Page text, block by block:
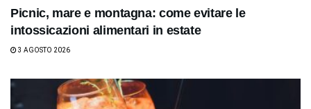
Picnic, mare e montagna: come evitare le
intossicazioni alimentari in estate
3 AGOSTO 2026